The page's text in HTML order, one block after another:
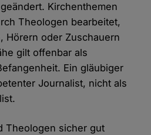
Kirchenthemen
Theologen bearbeitet,
Hörern oder Zuschauern
gilt offenbar als
Ein gläubiger
Journalist, nicht als
Theologen sicher gut